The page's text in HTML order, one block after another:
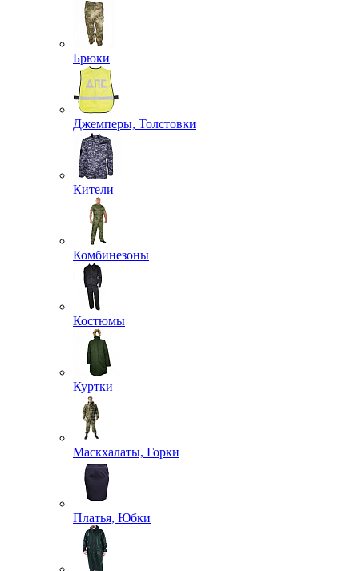
Брюки
Джемперы, Толстовки
Кители
Комбинезоны
Костюмы
Куртки
Маскхалаты, Горки
Платья, Юбки